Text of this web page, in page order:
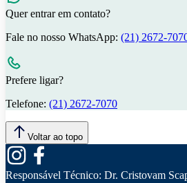
Quer entrar em contato?
Fale no nosso WhatsApp: (21) 2672-
Prefere ligar?
Telefone: (21) 2672-7070
Voltar ao topo
Responsável Técnico: Dr. Cristovam